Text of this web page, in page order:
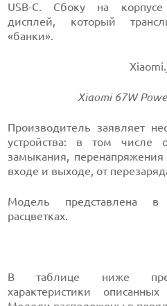
USB-C. Сбоку на
дисплей, который
«банки».
Xiaomi 67W
Производитель заявляет
устройства: в том числе
замыкания,
входе и выходе, от
Модель представлена
расцветках.
В таблице ниже
характеристики